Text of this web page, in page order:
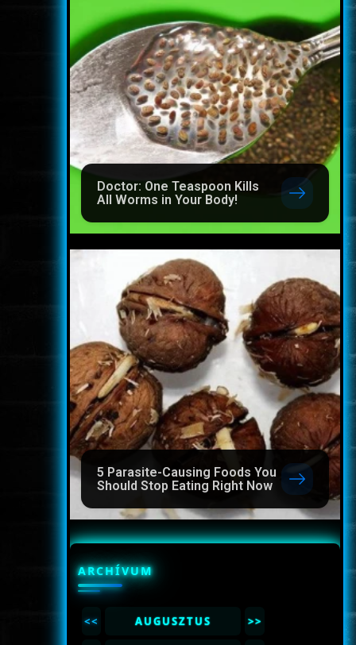
Doctor: One Teaspoon Kills
All Worms in Your Body!
5 Parasite-Causing Foods You
Should Stop Eating Right Now
ARCHÍVUM
<< AUGUSZTUS >>